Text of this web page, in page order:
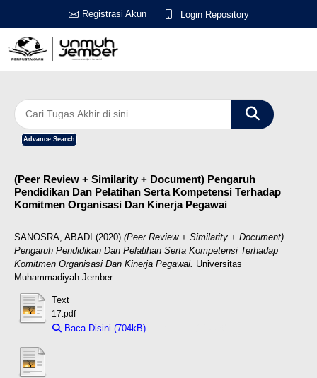
Registrasi Akun Login Repository
Advance Search
(Peer Review + Similarity + Document) Pengaruh
Pendidikan Dan Pelatihan Serta Kompetensi Terhadap
Komitmen Organisasi Dan Kinerja Pegawai
SANOSRA, ABADI (2020) (Peer Review + Similarity + Document)
Pengaruh Pendidikan Dan Pelatihan Serta Kompetensi Terhadap
Komitmen Organisasi Dan Kinerja Pegawai. Universitas
Muhammadiyah Jember.
Text
17.pdf
Baca Disini (704kB)